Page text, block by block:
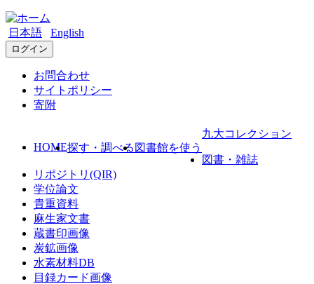
日本語 English
ログイン
お問合わせ
サイトポリシー
寄附
HOME探す・調べる 図書館を使う
九大コレクション
図書・雑誌
リポジトリ(QIR)
学位論文
貴重資料
麻生家文書
蔵書印画像
炭鉱画像
水素材料DB
目録カード画像